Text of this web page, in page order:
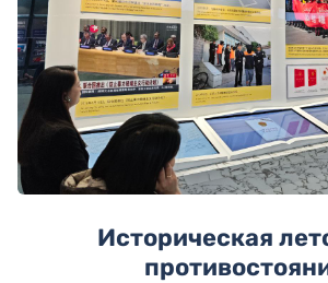
Историческая